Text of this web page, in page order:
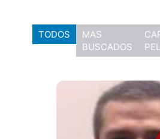
TODOS
MAS
BUSCADOS